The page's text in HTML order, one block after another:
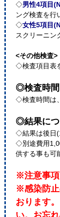
◇男性4項目
ング検査を行
◇女性5項目
スクリーニン
<その他検査>
◇検査項目表
◎検査時
◇検査時間は
◎結果に
◇結果は後日
◇別途費用
供する事も可
※注意事項
※感染防止
おります